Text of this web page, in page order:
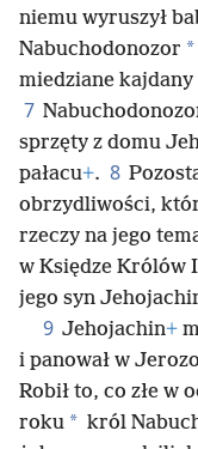
niemu wyruszył
Nabuchodonozor *
miedziane
7
sprzęty z domu
pałacu+. 8
obrzydliwości,
rzeczy na jego
w Księdze Królów
jego syn
9 Jehojachin+
i panował w
Robił to, co złe w
roku * król